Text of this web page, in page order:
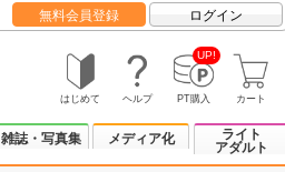
無料会員登録 ログイン
はじめて ヘルプ
UP!
PT購入 カート
雑誌・写真集 メディア化
ライト
アダルト